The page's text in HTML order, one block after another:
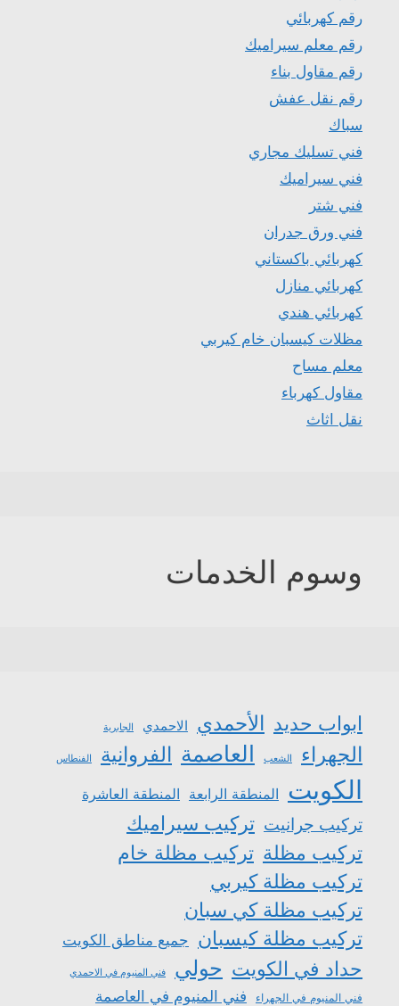
رقم كهربائي
رقم معلم سيراميك
رقم مقاول بناء
رقم نقل عفش
سباك
فني تسليك مجاري
فني سيراميك
فني شتر
فني ورق جدران
كهربائي باكستاني
كهربائي منازل
كهربائي هندي
مظلات كيسبان خام كيربي
معلم مساح
مقاول كهرباء
نقل اثاث
وسوم الخدمات
ابواب حديد الأحمدي الاحمدي الجابرية
الجهراء الشعب العاصمة الفروانية الفنطاس
الكويت المنطقة الرابعة المنطقة العاشرة
تركيب جرانيت تركيب سيراميك
تركيب مظلة تركيب مظلة خام
تركيب مظلة كيربي
تركيب مظلة كي سبان
تركيب مظلة كيسبان جميع مناطق الكويت
حداد في الكويت حولي فني المنيوم في الاحمدي
فني المنيوم في الجهراء فني المنيوم في العاصمة